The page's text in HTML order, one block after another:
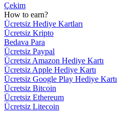
Çekim
How to earn?
Ücretsiz Hediye Kartları
Ücretsiz Kripto
Bedava Para
Ücretsiz Paypal
Ücretsiz Amazon Hediye Kartı
Ücretsiz Apple Hediye Kartı
Ücretsiz Google Play Hediye Kartı
Ücretsiz Bitcoin
Ücretsiz Ethereum
Ücretsiz Litecoin